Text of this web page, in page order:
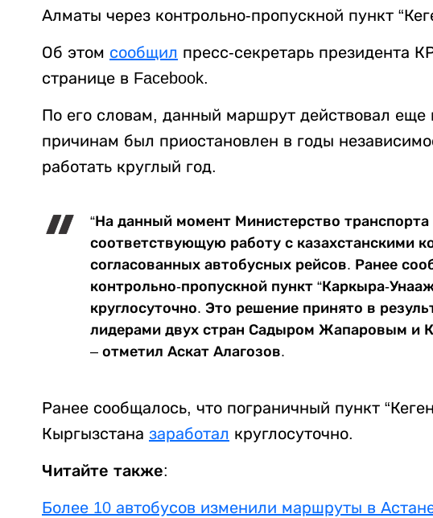
Алматы через контрольно-пропускной пункт
Об этом сообщил пресс-секретарь президента
странице в Facebook.
По его словам, данный маршрут действовал еще
причинам был приостановлен в годы
работать круглый год.
“На данный момент Министерство
соответствующую работу с казахстанскими
согласованных автобусных рейсов. Ранее
контрольно-пропускной пункт “Каркыра-
круглосуточно. Это решение принято в
лидерами двух стран Садыром Жапаровым и
– отметил Аскат Алагозов.
Ранее сообщалось, что пограничный пункт
Кыргызстана заработал круглосуточно.
Читайте также:
Более 10 автобусов изменили маршруты в